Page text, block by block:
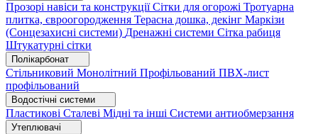
Прозорі навіси та конструкціїСітки для огорожі Тротуарна
плитка, євроогородження Терасна дошка, декінг Маркізи
(Сонцезахисні системи) Дренажні системи Сітка рабиця
Штукатурні сітки
Полікарбонат
Стільниковий Монолітний Профільований ПВХ-лист
профільований
Водостічні системи
Пластикові Сталеві Мідні та інші Системи антиобмерзання
Утеплювачі